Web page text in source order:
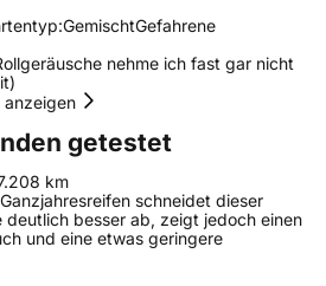
GemischtGefahrene
nehme ich fast gar nicht
anzeigen
getestet
km
schneidet dieser
deutlich besser ab, zeigt jedoch einen
und eine etwas geringere